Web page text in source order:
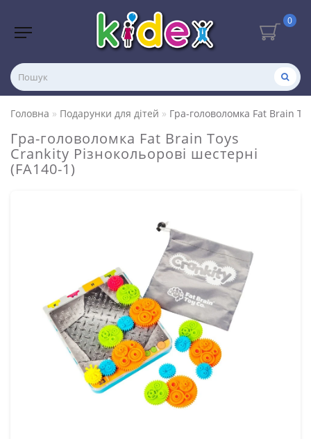
0
Головна Подарунки для дітей Гра-головоломка Fat Brain
Гра-головоломка Fat Brain Toys
Crankity Різнокольорові шестерні
(FA140-1)